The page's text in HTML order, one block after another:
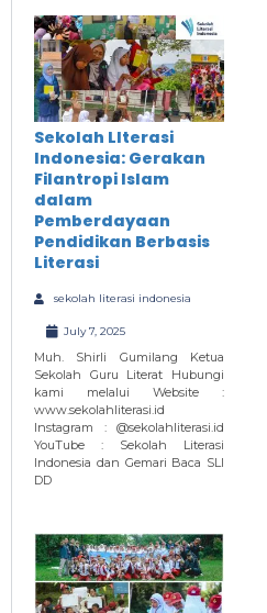
Sekolah LIterasi
Indonesia: Gerakan
Filantropi Islam
dalam
Pemberdayaan
Pendidikan Berbasis
Literasi
sekolah literasi indonesia
July 7, 2025
Muh. Shirli Gumilang Ketua
Sekolah Guru Literat Hubungi
kami melalui Website :
www.sekolahliterasi.id
Instagram : @sekolahliterasi.id
YouTube : Sekolah Literasi
Indonesia dan Gemari Baca SLI
DD